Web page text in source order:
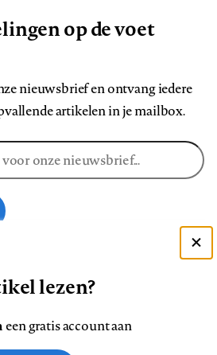
op de voet
nieuwsbrief en ontvang iedere
artikelen in je mailbox.
ons
lezen?
een gratis account aan